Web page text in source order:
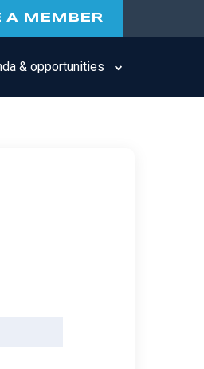
A MEMBER
& opportunities